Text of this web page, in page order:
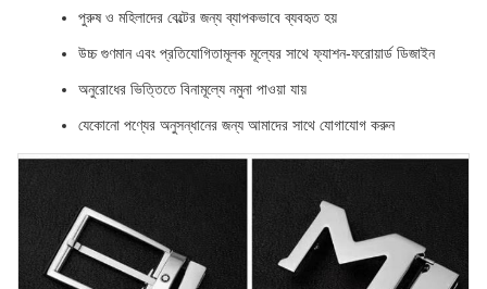
পুরুষ ও মহিলাদের বেল্টের জন্য ব্যাপকভাবে ব্যবহৃত হয়
উচ্চ গুণমান এবং প্রতিযোগিতামূলক মূল্যের সাথে ফ্যাশন-ফরোয়ার্ড ডিজাইন
অনুরোধের ভিত্তিতে বিনামূল্যে নমুনা পাওয়া যায়
যেকোনো পণ্যের অনুসন্ধানের জন্য আমাদের সাথে যোগাযোগ করুন